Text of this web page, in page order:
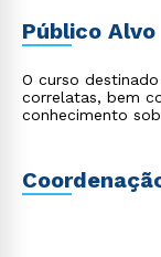
Público Alvo
O curso
correlatas, bem
conhecimento